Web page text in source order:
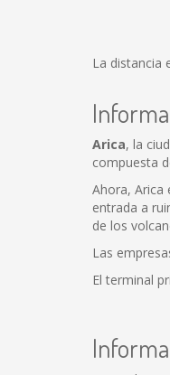
La distancia
Arica, la
compuesta
Ahora, Arica
entrada a
de los
Las
El terminal